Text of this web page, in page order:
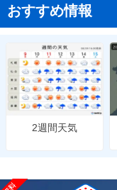
おすすめ情報
2週間天気